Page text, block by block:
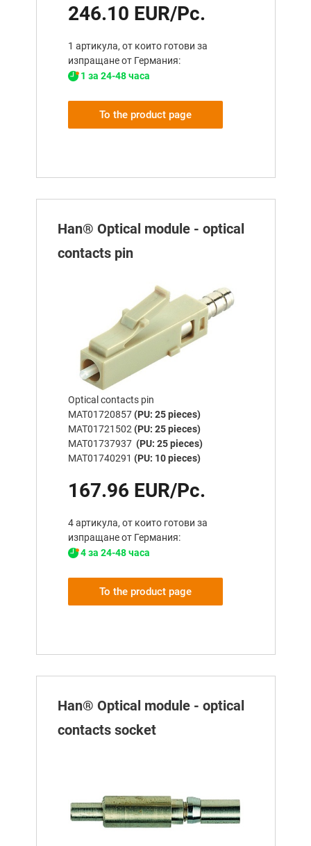
246.10 EUR/Pc.
1 артикула, от които готови за
изпращане от Германия:
1 за 24-48 часа
To the product page
Han® Optical module - optical
contacts pin
Optical contacts pin
MAT01720857(PU: 25 pieces)
MAT01721502 (PU: 25 pieces)
MAT01737937 (PU: 25 pieces)
MAT01740291 (PU: 10 pieces)
167.96 EUR/Pc.
4 артикула, от които готови за
изпращане от Германия:
4 за 24-48 часа
To the product page
Han® Optical module - optical
contacts socket